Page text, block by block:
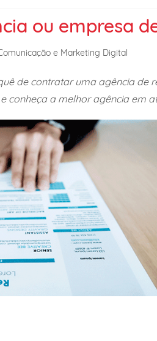
ou empresa
e Marketing Digital
de contratar uma agência de
conheça a melhor agência em